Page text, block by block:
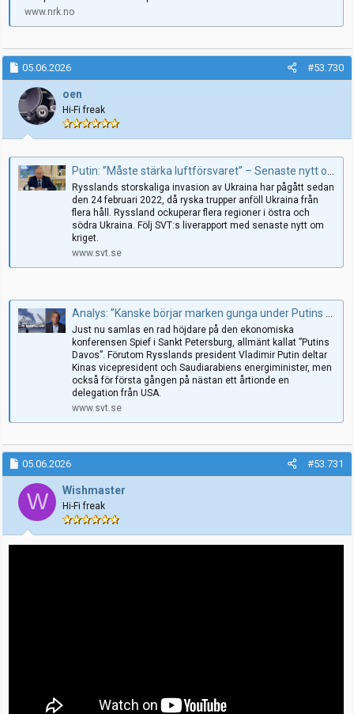
www.nrk.no
05.06.2026 #53.730
oen
Hi-Fi freak
Putin: ”Måste stärka luftförsvaret” – Senaste nytt om kriget i Ukraina
Rysslands storskaliga invasion av Ukraina har pågått sedan
den 24 februari 2022, då ryska trupper anföll Ukraina från
flera håll. Ryssland ockuperar flera regioner i östra och
södra Ukraina. Följ SVT:s liverapport med senaste nytt om
kriget.
www.svt.se
Analys: ”Kanske börjar marken gunga under Putins fötter”
Just nu samlas en rad höjdare på den ekonomiska
konferensen Spief i Sankt Petersburg, allmänt kallat ”Putins
Davos”. Förutom Rysslands president Vladimir Putin deltar
Kinas vicepresident och Saudiarabiens energiminister, men
också för första gången på nästan ett årtionde en
delegation från USA.
www.svt.se
05.06.2026 #53.731
W Wishmaster
Hi-Fi freak